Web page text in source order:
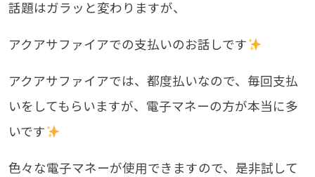
話題はガラッと変わりますが、
アクアサファイアでの支払いのお話しです
アクアサファイアでは、都度払いなので、毎回支払
いをしてもらいますが、電子マネーの方が本当に多
いです
色々な電子マネーが使用できますので、是非試して